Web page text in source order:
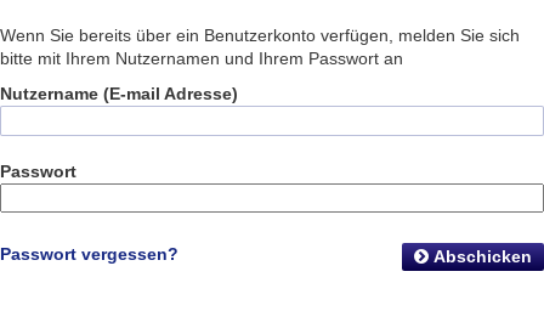
Wenn Sie bereits über ein Benutzerkonto verfügen, melden Sie sich
bitte mit Ihrem Nutzernamen und Ihrem Passwort an
Nutzername (E-mail Adresse)
Passwort
Passwort vergessen? Abschicken